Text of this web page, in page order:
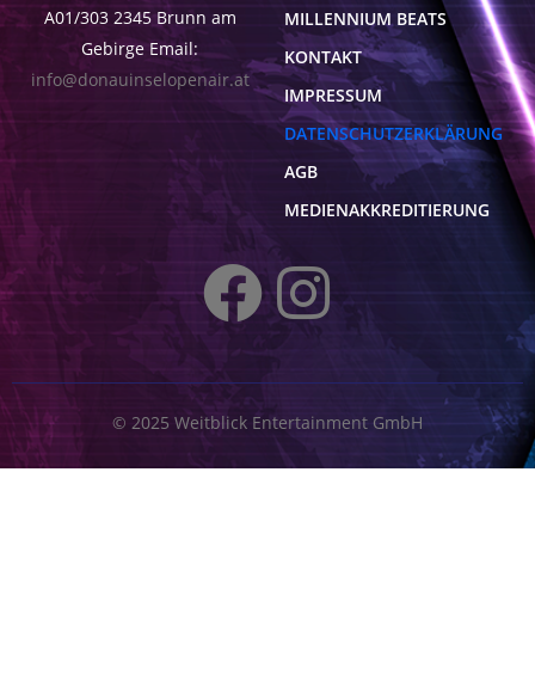
A01/303 2345 Brunn am
Gebirge Email:
info@donauinselopenair.at
MILLENNIUM BEATS
KONTAKT
IMPRESSUM
DATENSCHUTZERKLÄRUNG
AGB
MEDIENAKKREDITIERUNG
© 2025 Weitblick Entertainment GmbH